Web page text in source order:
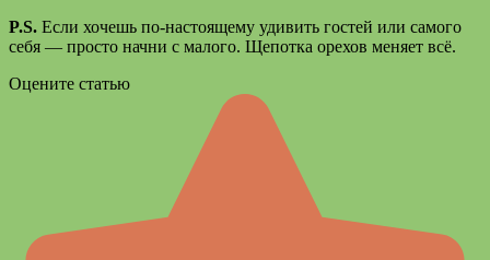
P.S. Если хочешь по-настоящему удивить гостей или самого
себя — просто начни с малого. Щепотка орехов меняет всё.
Оцените статью